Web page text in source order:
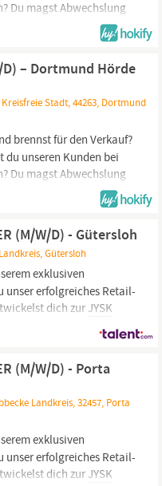
Du magst Abwechslung
die Stelle als Verkäufer
BIETEN
hat es
D) – Dortmund Hörde
Stadt, 44263, Dortmund
brennst für den Verkauf?
unseren Kunden bei
Du magst Abwechslung
die Stelle als Verkäufer
BIETEN
hat es
(M/W/D) - Gütersloh
Gütersloh
exklusiven
erfolgreiches Retail-
dich zur JYSK
eigenen Store. Werde
das Entwicklung und
(M/W/D) - Porta
Landkreis, 32457, Porta
exklusiven
erfolgreiches Retail-
dich zur JYSK